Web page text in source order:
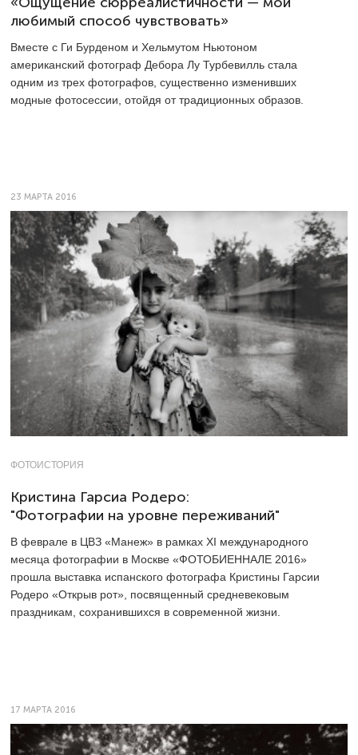
любимый способ чувствовать»
Вместе с Ги Бурденом и Хельмутом Ньютоном
американский фотограф Дебора Лу Турбевилль стала
одним из трех фотографов, существенно изменивших
модные фотосессии, отойдя от традиционных образов.
23 МАРТА 2016
ФОТОИСТОРИЯ
Кристина Гарсиа Родеро:
"Фотографии на уровне переживаний"
В феврале в ЦВЗ «Манеж» в рамках XI международного
месяца фотографии в Москве «ФОТОБИЕННАЛЕ 2016»
прошла выставка испанского фотографа Кристины Гарсии
Родеро «Открыв рот», посвященный средневековым
праздникам, сохранившихся в современной жизни.
17 МАРТА 2016